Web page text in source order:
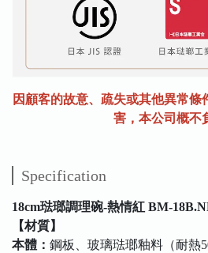
因顧客的故意、疏失或其他異常條
害，本公司概不
Specification
18cm琺瑯調理碗-熱情紅 BM-
【材質】
本體： 鋼板、玻璃琺瑯釉料（耐熱